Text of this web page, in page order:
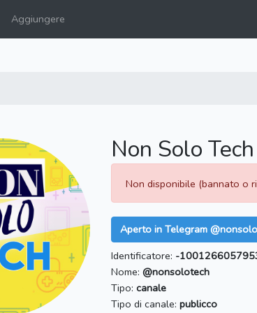
Aggiungere
Non Solo Tech
Non disponibile (bannato o
Aperto in Telegram
Identificatore: -
Nome: @nonsolotech
Tipo: canale
Tipo di canale: publicco